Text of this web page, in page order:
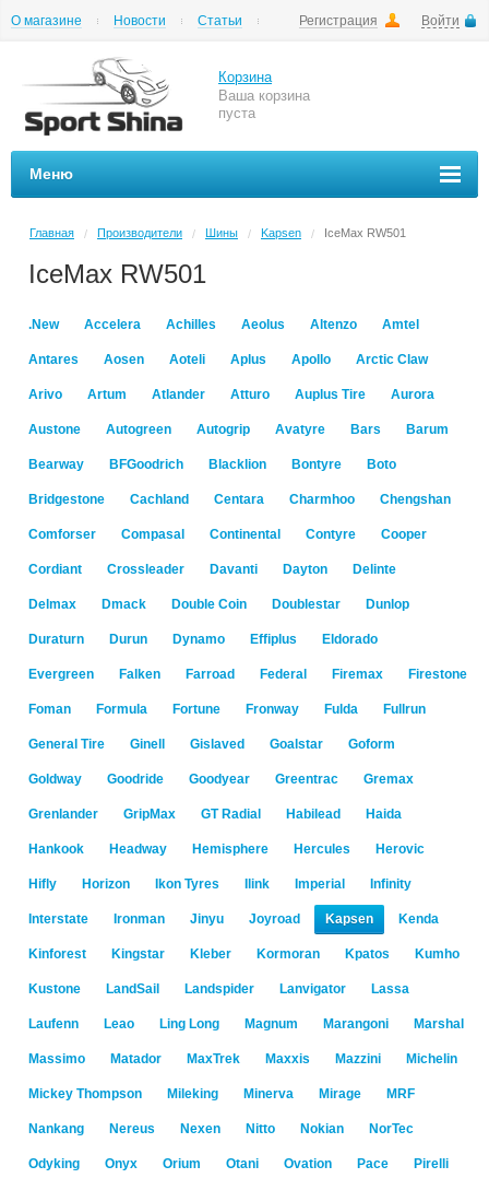
Регистрация Войти
О магазине Новости
Статьи
Корзина
Ваша корзина
пуста
Меню
Главная / Производители / Шины / Kapsen / IceMax RW501
IceMax RW501
.New Accelera Achilles Aeolus Altenzo Amtel
Antares Aosen Aoteli Aplus Apollo Arctic Claw
Arivo Artum Atlander Atturo Auplus Tire Aurora
Austone Autogreen Autogrip Avatyre Bars Barum
Bearway BFGoodrich Blacklion Bontyre Boto
Bridgestone Cachland Centara Charmhoo Chengshan
Comforser Compasal Continental Contyre Cooper
Cordiant Crossleader Davanti Dayton Delinte
Delmax Dmack Double Coin Doublestar Dunlop
Duraturn Durun Dynamo Effiplus Eldorado
Evergreen Falken Farroad Federal Firemax Firestone
Foman Formula Fortune Fronway Fulda Fullrun
General Tire Ginell Gislaved Goalstar Goform
Goldway Goodride Goodyear Greentrac Gremax
Grenlander GripMax GT Radial Habilead Haida
Hankook Headway Hemisphere Hercules Herovic
Hifly Horizon Ikon Tyres Ilink Imperial Infinity
Interstate Ironman Jinyu Joyroad Kapsen Kenda
Kinforest Kingstar Kleber Kormoran Kpatos Kumho
Kustone LandSail Landspider Lanvigator Lassa
Laufenn Leao Ling Long Magnum Marangoni Marshal
Massimo Matador MaxTrek Maxxis Mazzini Michelin
Mickey Thompson Mileking Minerva Mirage MRF
Nankang Nereus Nexen Nitto Nokian NorTec
Odyking Onyx Orium Otani Ovation Pace Pirelli